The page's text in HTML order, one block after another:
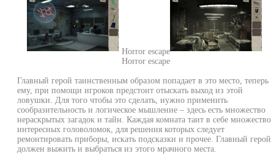
Horror escape
Horror escape
Главный герой таинственным образом попадает в это место, теперь
ему, при помощи игроков предстоит отыскать выход из этой
ловушки. Для того чтобы это сделать, нужно применить
сообразительность и логическое мышление – здесь есть множество
нераскрытых загадок и тайн. Каждая комната таит в себе множество
интересных головоломок, для решения которых следует
ремонтировать приборы, искать подсказки и прочее. Главный герой
должен выжить и выбраться из этого мрачного места.